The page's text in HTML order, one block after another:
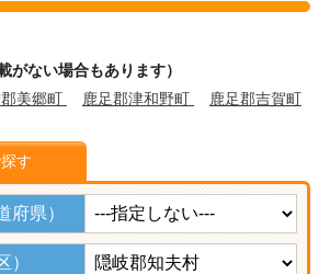
がない場合もあります）
美郷町 鹿足郡津和野町
鹿足郡吉賀町
す
府県）
）